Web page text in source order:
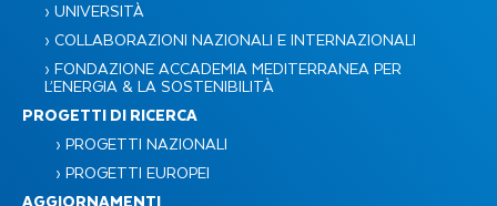
› UNIVERSITÀ
› COLLABORAZIONI NAZIONALI E INTERNAZIONALI
› FONDAZIONE ACCADEMIA MEDITERRANEA PER
L’ENERGIA & LA SOSTENIBILITÀ​
PROGETTI DI RICERCA
› PROGETTI NAZIONALI
› PROGETTI EUROPEI